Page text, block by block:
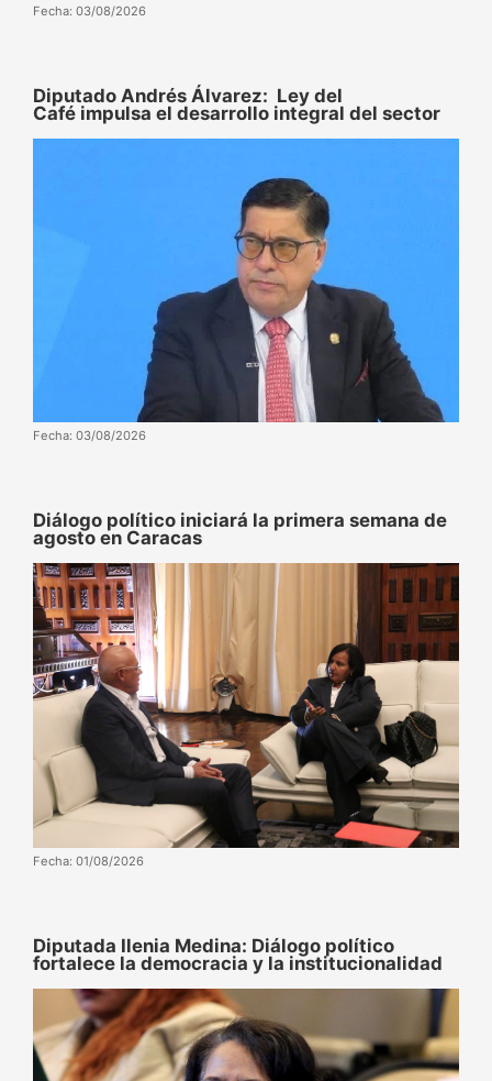
Fecha: 03/08/2026
Diputado Andrés Álvarez: Ley del
Café impulsa el desarrollo integral del sector
Fecha: 03/08/2026
Diálogo político iniciará la primera semana de
agosto en Caracas
Fecha: 01/08/2026
Diputada Ilenia Medina: Diálogo político
fortalece la democracia y la institucionalidad